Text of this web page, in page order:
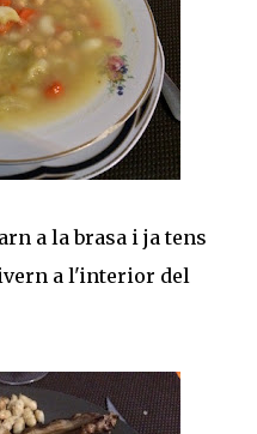
a la brasa i ja tens
a l'interior del